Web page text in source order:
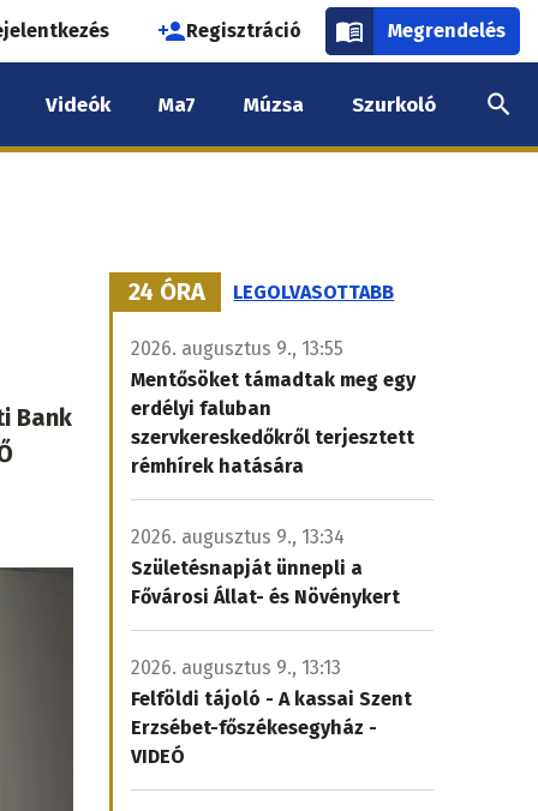
Regisztráció Megrendelés
Videók Ma7 Múzsa Szurkoló
Bank
24 ÓRA LEGOLVASOTTABB
2026. augusztus 9., 13:55
Mentősöket támadtak meg egy
erdélyi faluban
szervkereskedőkről terjesztett
rémhírek hatására
2026. augusztus 9., 13:34
Születésnapját ünnepli a
Fővárosi Állat- és Növénykert
2026. augusztus 9., 13:13
Felföldi tájoló - A kassai Szent
Erzsébet-főszékesegyház -
VIDEÓ